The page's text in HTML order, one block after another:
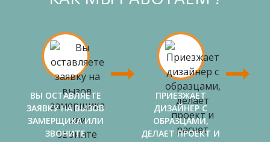
ВЫ ОСТАВЛЯЕТЕ
ЗАЯВКУ НА ВЫЗОВ
ЗАМЕРЩИКА ИЛИ
ЗВОНИТЕ
ПРИЕЗЖАЕТ
ДИЗАЙНЕР С
ОБРАЗЦАМИ,
ДЕЛАЕТ ПРОЕКТ И